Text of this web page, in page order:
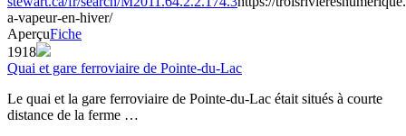
a-vapeur-en-hiver/
AperçuFiche
1918
Quai et gare ferroviaire de Pointe-du-Lac
Le quai et la gare ferroviaire de Pointe-du-Lac était situés à courte
distance de la ferme …